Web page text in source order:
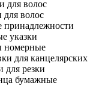
для волос
для волос
принадлежности
указки
номерные
для
для резки
бумажные